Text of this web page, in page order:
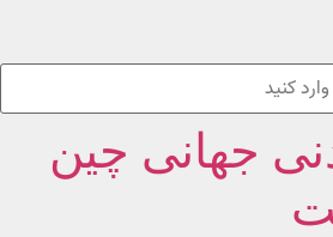
جهانی چین